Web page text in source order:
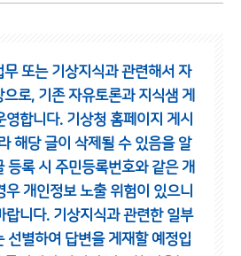
또는 기상지식과 관련해서 자
으로, 기존 자유토론과 지식샘 게
영합니다. 기상청 홈페이지 게시
해당 글이 삭제될 수 있음을 알
등록 시 주민등록번호와 같은 개
우 개인정보 노출 위험이 있으니
랍니다. 기상지식과 관련한 일부
선별하여 답변을 게재할 예정입